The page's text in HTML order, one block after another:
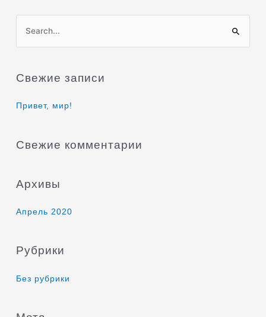
о
с
Свежие записи
Привет, мир!
Свежие комментарии
Архивы
Апрель 2020
Рубрики
Без рубрики